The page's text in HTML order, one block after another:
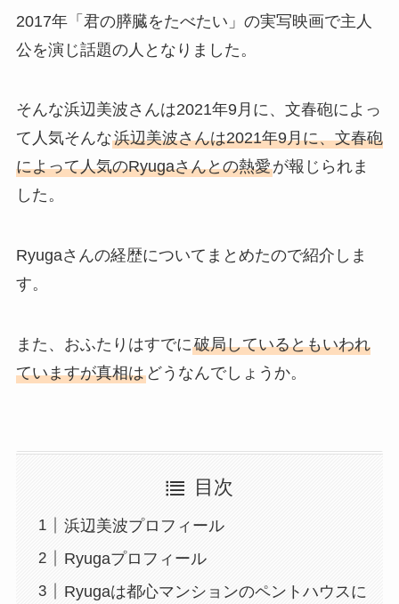
2017年「君の膵臓をたべたい」の実写映画で主人
公を演じ話題の人となりました。
そんな浜辺美波さんは2021年9月に、文春砲によっ
て人気そんな浜辺美波さんは2021年9月に、文春砲
によって人気のRyugaさんとの熱愛が報じられま
した。
Ryugaさんの経歴についてまとめたので紹介しま
す。
また、おふたりはすでに破局しているともいわれ
ていますが真相はどうなんでしょうか。
目次
浜辺美波プロフィール
Ryugaプロフィール
Ryugaは都心マンションのペントハウスに